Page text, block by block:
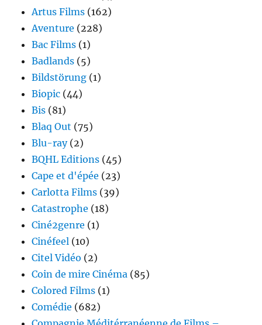
Artus Films (162)
Aventure (228)
Bac Films (1)
Badlands (5)
Bildstörung (1)
Biopic (44)
Bis (81)
Blaq Out (75)
Blu-ray(2)
BQHL Editions (45)
Cape et d'épée (23)
Carlotta Films (39)
Catastrophe (18)
Ciné2genre (1)
Cinéfeel (10)
Citel Vidéo (2)
Coin de mire Cinéma (85)
Colored Films (1)
Comédie (682)